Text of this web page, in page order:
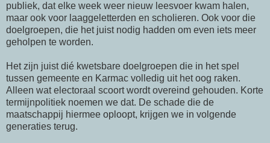
publiek, dat elke week weer nieuw leesvoer kwam halen,
maar ook voor laaggeletterden en scholieren. Ook voor die
doelgroepen, die het juist nodig hadden om even iets meer
geholpen te worden.
Het zijn juist dié kwetsbare doelgroepen die in het spel
tussen gemeente en Karmac volledig uit het oog raken.
Alleen wat electoraal scoort wordt overeind gehouden. Korte
termijnpolitiek noemen we dat. De schade die de
maatschappij hiermee oploopt, krijgen we in volgende
generaties terug.